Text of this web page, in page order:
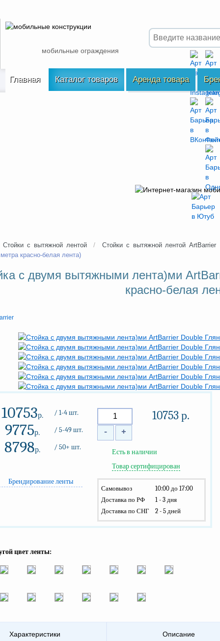
мобильные ограждения
Главная Каталог товаров Аренда товара
Стойки с вытяжной лентой / Стойки с вытяжной лентой ArtBarrier
красно-белая лента)
с двумя вытяжными лента)ми
красно-белая
10753р. / 1-4 шт.
9775р. / 5-49 шт.
8798р. / 50+ шт.
Брендирование ленты
- +
10753р.
Есть в наличии
Товар сертифицирован
Самовывоз
10:00 до 17:00
Доставка по РФ
1 - 3 дня
Доставка по СНГ
2 - 5 дней
цвет ленты:
Характеристики Описание